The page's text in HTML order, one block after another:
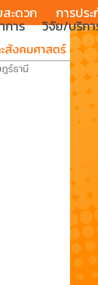
ะดวก การปร
การ วิจัย/บริกา